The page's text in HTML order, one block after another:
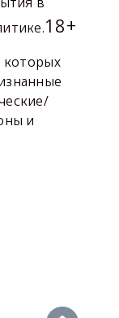
18+
которых
и